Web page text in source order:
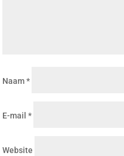
Naam*
E-mail*
Website